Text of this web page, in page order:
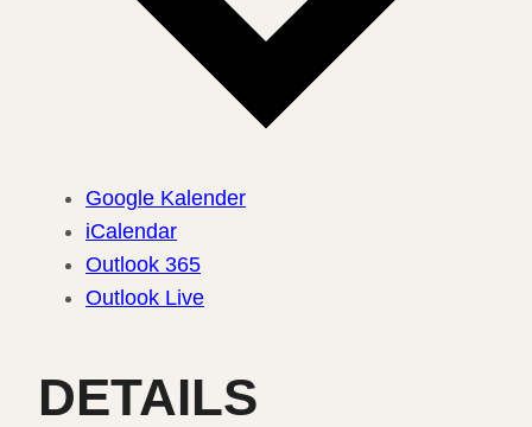
Google Kalender
iCalendar
Outlook 365
Outlook Live
DETAILS